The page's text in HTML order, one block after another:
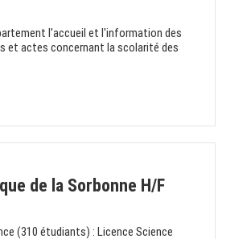
l'accueil et l'information des
et actes concernant la scolarité des
de la Sorbonne H/F
(310 étudiants) : Licence Science